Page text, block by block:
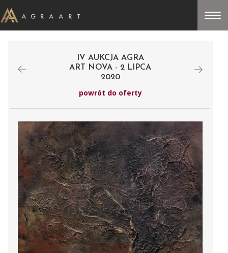
IV AUKCJA AGRA
ART NOVA - 2 LIPCA
2020
powrót do oferty